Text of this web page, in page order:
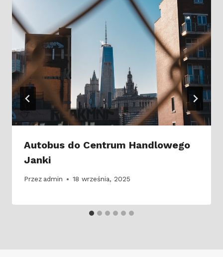
Autobus do Centrum Handlowego
Janki
Przez admin 18 września, 2025